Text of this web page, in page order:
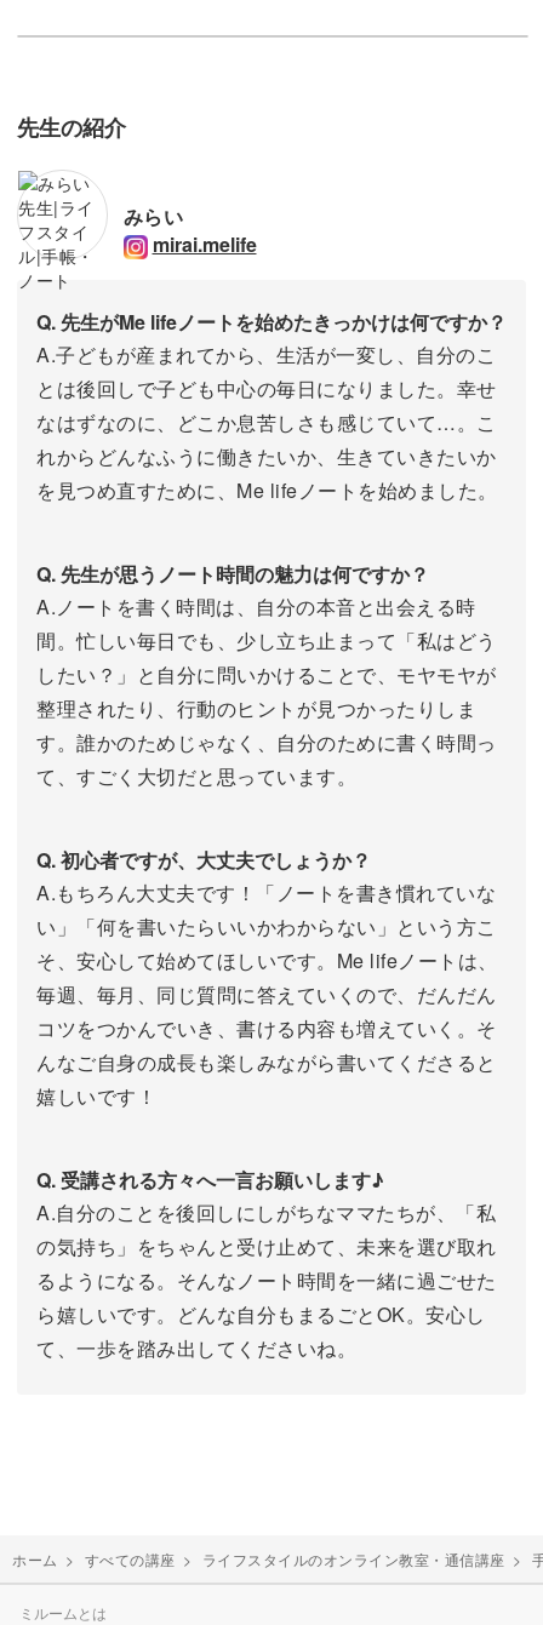
先生の紹介
みらい
mirai.melife
Q. 先生がMe lifeノートを始めたきっかけは何ですか？
A.子どもが産まれてから、生活が一変し、自分のこ
とは後回しで子ども中心の毎日になりました。幸せ
なはずなのに、どこか息苦しさも感じていて…。こ
れからどんなふうに働きたいか、生きていきたいか
を見つめ直すために、Me lifeノートを始めました。
Q. 先生が思うノート時間の魅力は何ですか？
A.ノートを書く時間は、自分の本音と出会える時
間。忙しい毎日でも、少し立ち止まって「私はどう
したい？」と自分に問いかけることで、モヤモヤが
整理されたり、行動のヒントが見つかったりしま
す。誰かのためじゃなく、自分のために書く時間っ
て、すごく大切だと思っています。
Q. 初心者ですが、大丈夫でしょうか？
A.もちろん大丈夫です！「ノートを書き慣れていな
い」「何を書いたらいいかわからない」という方こ
そ、安心して始めてほしいです。Me lifeノートは、
毎週、毎月、同じ質問に答えていくので、だんだん
コツをつかんでいき、書ける内容も増えていく。そ
んなご自身の成長も楽しみながら書いてくださると
嬉しいです！
Q. 受講される方々へ一言お願いします♪
A.自分のことを後回しにしがちなママたちが、「私
の気持ち」をちゃんと受け止めて、未来を選び取れ
るようになる。そんなノート時間を一緒に過ごせた
ら嬉しいです。どんな自分もまるごとOK。安心し
て、一歩を踏み出してくださいね。
ホーム > すべての講座 > ライフスタイルのオンライン教室・通信講座 >
ミルームとは